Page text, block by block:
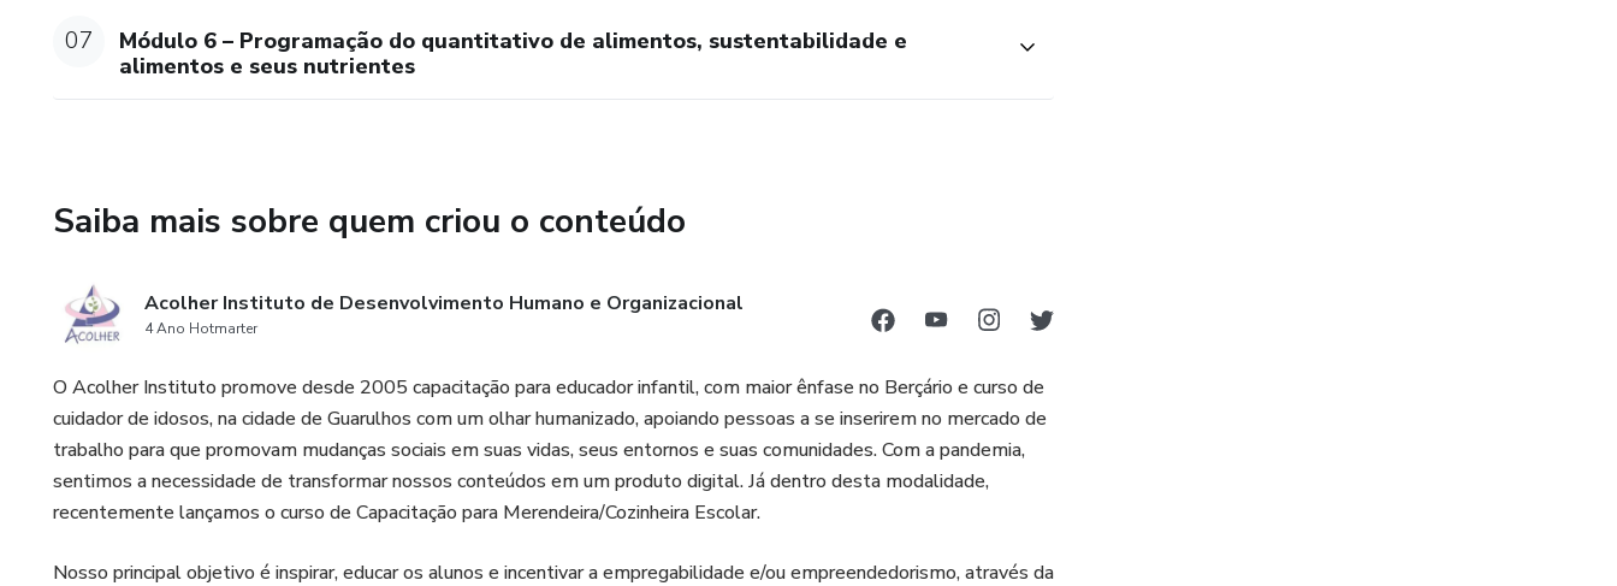
07
Módulo 6 – Programação do quantitativo de alimentos, sustentabilidade e
alimentos e seus nutrientes
Saiba mais sobre quem criou o conteúdo
Acolher Instituto de Desenvolvimento Humano e Organizacional
4 Ano Hotmarter
O Acolher Instituto promove desde 2005 capacitação para educador infantil, com maior ênfase no Berçário e curso de
cuidador de idosos, na cidade de Guarulhos com um olhar humanizado, apoiando pessoas a se inserirem no mercado de
trabalho para que promovam mudanças sociais em suas vidas, seus entornos e suas comunidades. Com a pandemia,
sentimos a necessidade de transformar nossos conteúdos em um produto digital. Já dentro desta modalidade,
recentemente lançamos o curso de Capacitação para Merendeira/Cozinheira Escolar.
Nosso principal objetivo é inspirar, educar os alunos e incentivar a empregabilidade e/ou empreendedorismo, através da